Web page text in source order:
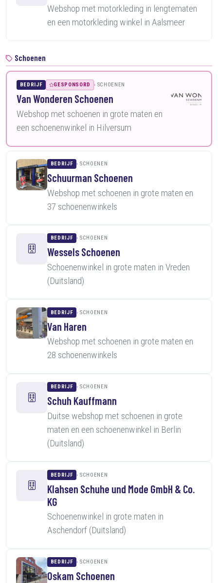
Webshop met motorkleding in lengtematen
en een motorkleding winkel in Aalsmeer
Schoenen
BEDRIJF GESPONSORD SCHOENEN
Van Wonderen Schoenen
Webshop met schoenen in grote maten en
een schoenenwinkel in Hilversum
BEDRIJF SCHOENEN
Schuurman Schoenen
Webshop met schoenen in grote maten en
37 schoenenwinkels
BEDRIJF SCHOENEN
Wessels Schoenen
Schoenenwinkel in grote maten in Vreden
(Duitsland)
BEDRIJF SCHOENEN
Van Haren
Webshop met schoenen in grote maten en
28 schoenenwinkels
BEDRIJF SCHOENEN
Schuh Kauffmann
Duitse webshop met schoenen in grote
maten en een schoenenwinkel in Berlin
(Duitsland)
BEDRIJF SCHOENEN
Klahsen Schuhe und Mode GmbH & Co.
KG
Schoenenwinkel in grote maten in
Aschendorf (Duitsland)
BEDRIJF SCHOENEN
Oskam Schoenen